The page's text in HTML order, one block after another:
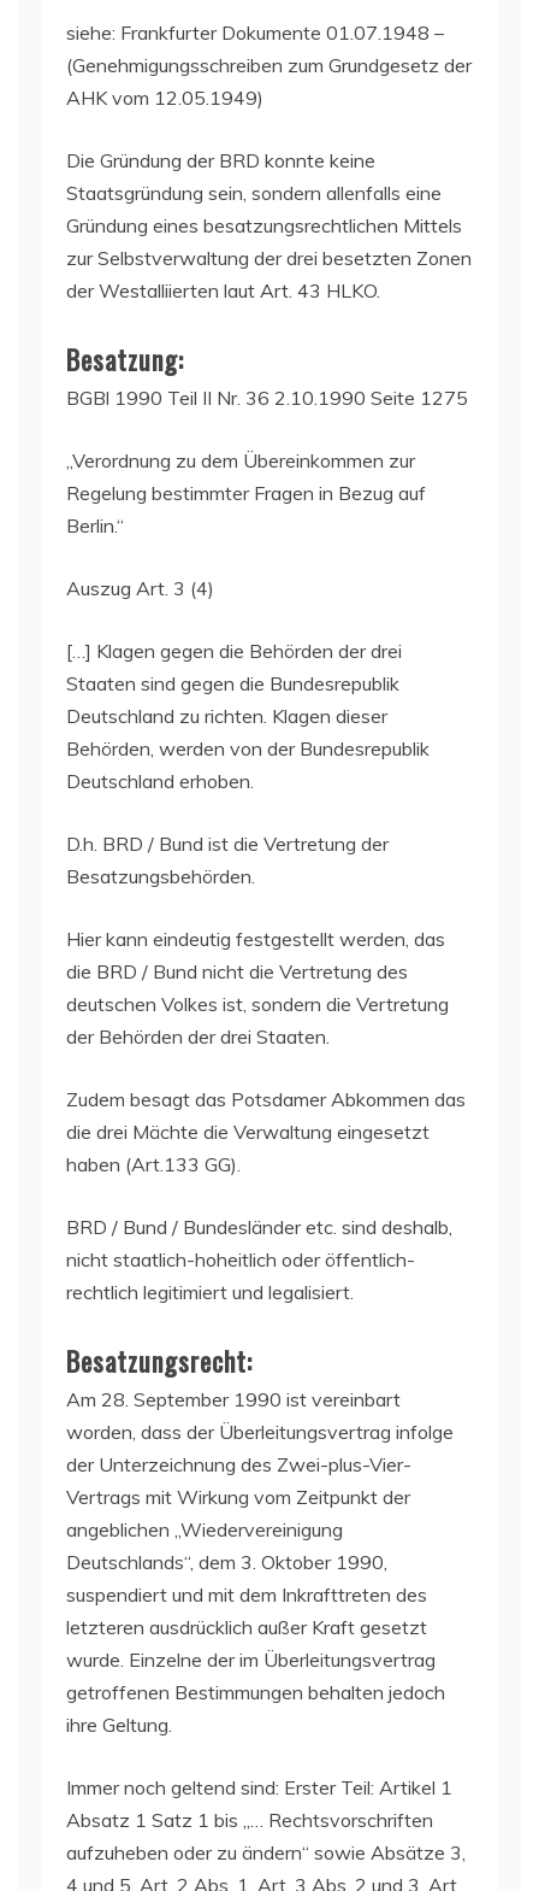
siehe: Frankfurter Dokumente 01.07.1948 –
(Genehmigungsschreiben zum Grundgesetz der
AHK vom 12.05.1949)
Die Gründung der BRD konnte keine
Staatsgründung sein, sondern allenfalls eine
Gründung eines besatzungsrechtlichen Mittels
zur Selbstverwaltung der drei besetzten Zonen
der Westalliierten laut Art. 43 HLKO.
Besatzung:
BGBl 1990 Teil II Nr. 36 2.10.1990 Seite 1275
„Verordnung zu dem Übereinkommen zur
Regelung bestimmter Fragen in Bezug auf
Berlin.“
Auszug Art. 3 (4)
[…] Klagen gegen die Behörden der drei
Staaten sind gegen die Bundesrepublik
Deutschland zu richten. Klagen dieser
Behörden, werden von der Bundesrepublik
Deutschland erhoben.
D.h. BRD / Bund ist die Vertretung der
Besatzungsbehörden.
Hier kann eindeutig festgestellt werden, das
die BRD / Bund nicht die Vertretung des
deutschen Volkes ist, sondern die Vertretung
der Behörden der drei Staaten.
Zudem besagt das Potsdamer Abkommen das
die drei Mächte die Verwaltung eingesetzt
haben (Art.133 GG).
BRD / Bund / Bundesländer etc. sind deshalb,
nicht staatlich-hoheitlich oder öffentlich-
rechtlich legitimiert und legalisiert.
Besatzungsrecht:
Am 28. September 1990 ist vereinbart
worden, dass der Überleitungsvertrag infolge
der Unterzeichnung des Zwei-plus-Vier-
Vertrags mit Wirkung vom Zeitpunkt der
angeblichen „Wiedervereinigung
Deutschlands“, dem 3. Oktober 1990,
suspendiert und mit dem Inkrafttreten des
letzteren ausdrücklich außer Kraft gesetzt
wurde. Einzelne der im Überleitungsvertrag
getroffenen Bestimmungen behalten jedoch
ihre Geltung.
Immer noch geltend sind: Erster Teil: Artikel 1
Absatz 1 Satz 1 bis „… Rechtsvorschriften
aufzuheben oder zu ändern“ sowie Absätze 3,
4 und 5, Art. 2 Abs. 1, Art. 3 Abs. 2 und 3, Art.